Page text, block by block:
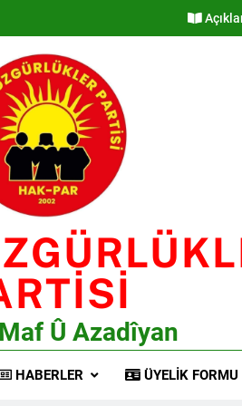
Û Azadîyan
HABERLER ÜYELIK FORMU